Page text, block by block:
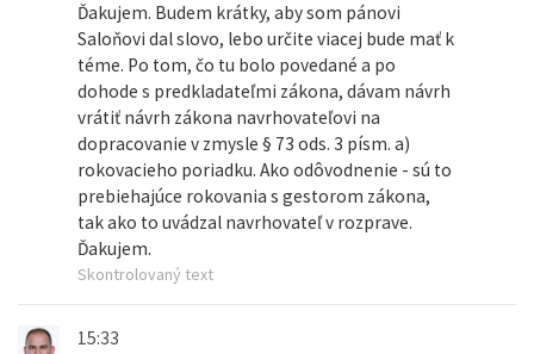
Ďakujem. Budem krátky, aby som pánovi
Saloňovi dal slovo, lebo určite viacej bude mať k
téme. Po tom, čo tu bolo povedané a po
dohode s predkladateľmi zákona, dávam návrh
vrátiť návrh zákona navrhovateľovi na
dopracovanie v zmysle § 73 ods. 3 písm. a)
rokovacieho poriadku. Ako odôvodnenie - sú to
prebiehajúce rokovania s gestorom zákona,
tak ako to uvádzal navrhovateľ v rozprave.
Ďakujem.
Skontrolovaný text
15:33